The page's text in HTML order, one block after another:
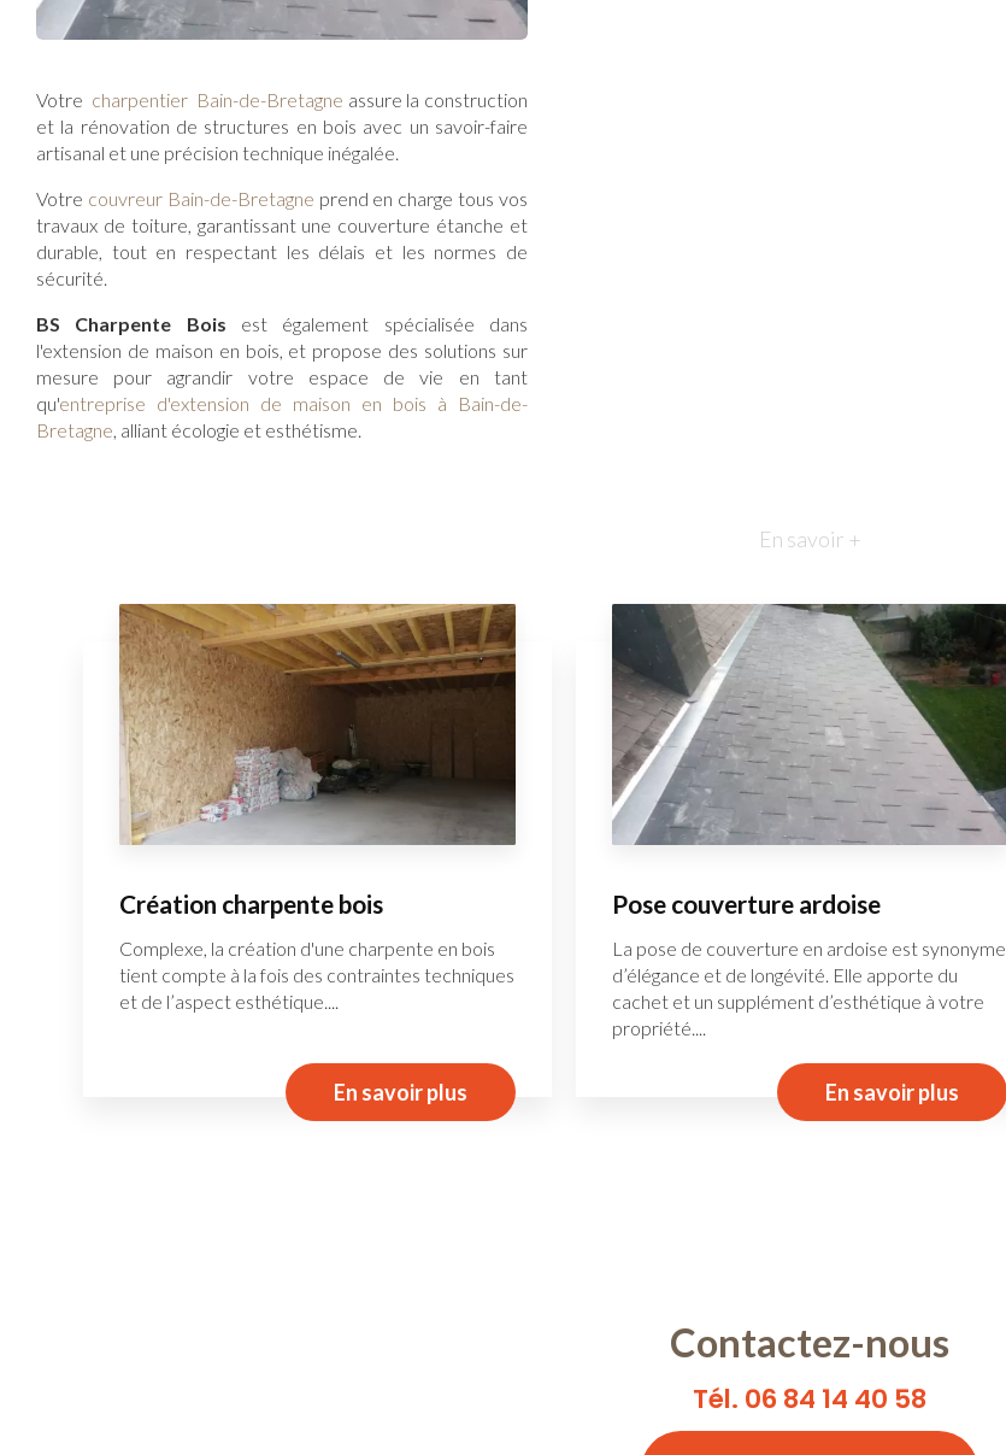
Votre charpentier Bain-de-Bretagne assure la construction
et la rénovation de structures en bois avec un savoir-faire
artisanal et une précision technique inégalée.
Votre couvreur Bain-de-Bretagne prend en charge tous vos
travaux de toiture, garantissant une couverture étanche et
durable, tout en respectant les délais et les normes de
sécurité.
BS Charpente Bois est également spécialisée dans
l'extension de maison en bois, et propose des solutions sur
mesure pour agrandir votre espace de vie en tant
qu'entreprise d'extension de maison en bois à Bain-de-
Bretagne , alliant écologie et esthétisme.
En savoir +
Création charpente bois
Complexe, la création d'une charpente en bois
tient compte à la fois des contraintes techniques
et de l’aspect esthétique....
En savoir plus
Pose couverture ardoise
La pose de couverture en ardoise est synonyme
d’élégance et de longévité. Elle apporte du
cachet et un supplément d’esthétique à votre
propriété....
En savoir plus
Contactez-nous
Tél. 06 84 14 40 58